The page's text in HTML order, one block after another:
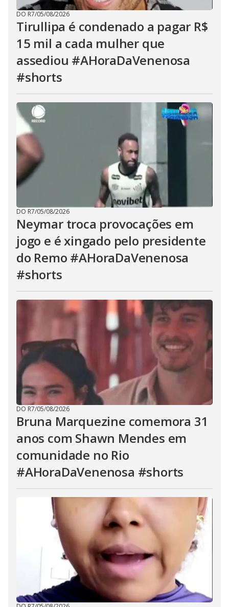
DO R7/05/08/2026
Tirullipa é condenado a pagar R$
15 mil a cada mulher que
assediou #AHoraDaVenenosa
#shorts
DO R7/05/08/2026
Neymar troca provocações em
jogo e é xingado pelo presidente
do Remo #AHoraDaVenenosa
#shorts
DO R7/05/08/2026
Bruna Marquezine comemora 31
anos com Shawn Mendes em
comunidade no Rio
#AHoraDaVenenosa #shorts